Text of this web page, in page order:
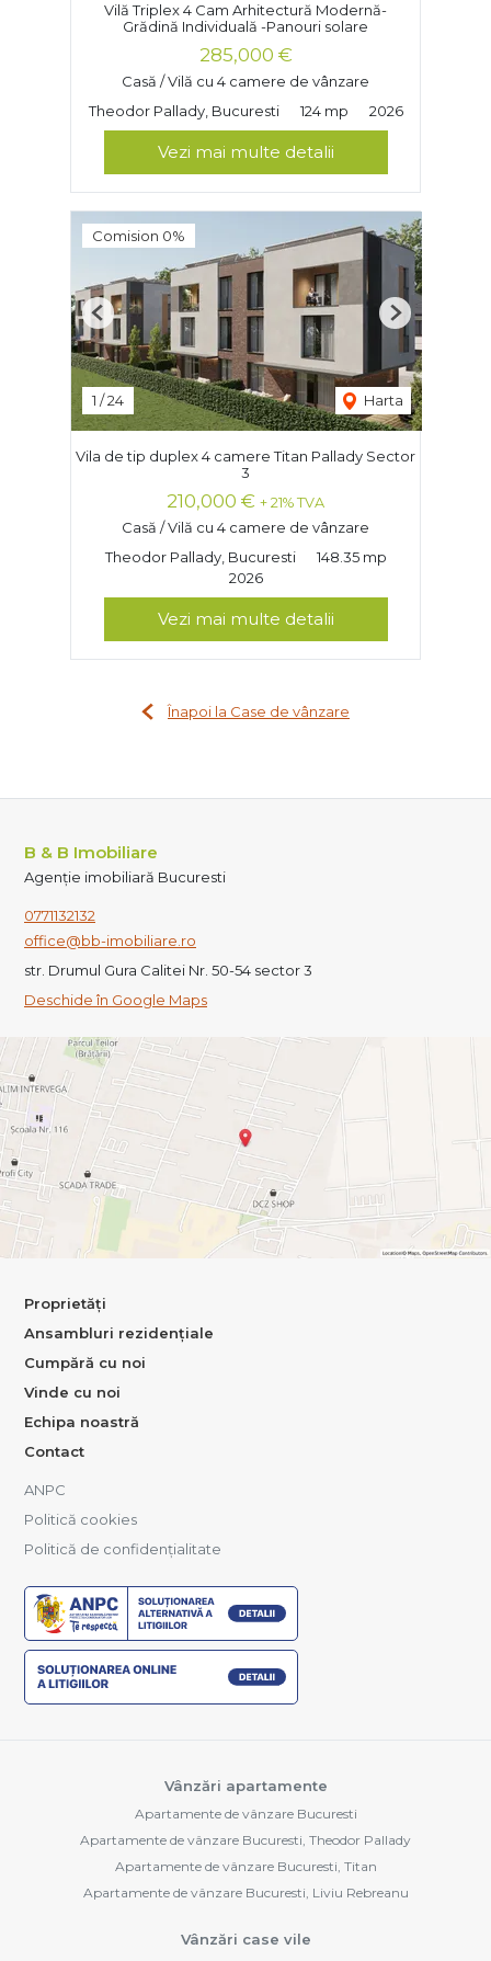
Vilă Triplex 4 Cam Arhitectură Modernă-
Grădină Individuală -Panouri solare
285,000 €
Casă / Vilă cu 4 camere de vânzare
Theodor Pallady, Bucuresti
124 mp 2026
Vezi mai multe detalii
Comision 0%
1 /24 Harta
Previous Next
Vila de tip duplex 4 camere Titan Pallady Sector
3
210,000 € + 21% TVA
Casă / Vilă cu 4 camere de vânzare
Theodor Pallady, Bucuresti
148.35 mp
2026
Vezi mai multe detalii
Înapoi la Case de vânzare
B & B Imobiliare
Agenție imobiliară Bucuresti
0771132132
office@bb-imobiliare.ro
str. Drumul Gura Calitei Nr. 50-54 sector 3
Deschide în Google Maps
Proprietăți
Ansambluri rezidențiale
Cumpără cu noi
Vinde cu noi
Echipa noastră
Contact
ANPC
Politică cookies
Politică de confidențialitate
Vânzări apartamente
Apartamente de vânzare Bucuresti
Apartamente de vânzare Bucuresti, Theodor Pallady
Apartamente de vânzare Bucuresti, Titan
Apartamente de vânzare Bucuresti, Liviu Rebreanu
Vânzări case vile